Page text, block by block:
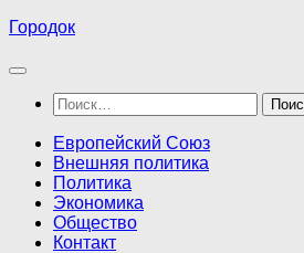
Перейти
содержимому
Городок
Найти:
Европейский Союз
Внешняя политика
Политика
Экономика
Общество
Контакт